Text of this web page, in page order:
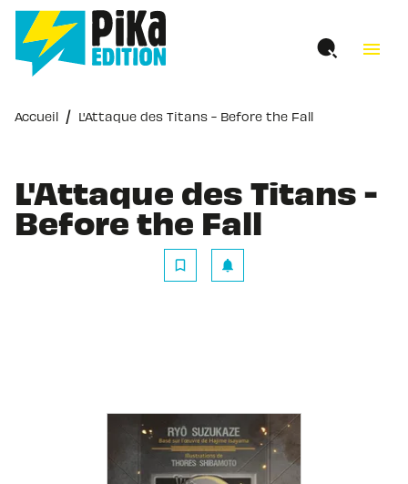
MENU RECHERCHE
PIED DE PAGE
menu
Accueil / L'Attaque des Titans - Before the Fall
L'Attaque des Titans -
Before the Fall
bookmark_border notifications